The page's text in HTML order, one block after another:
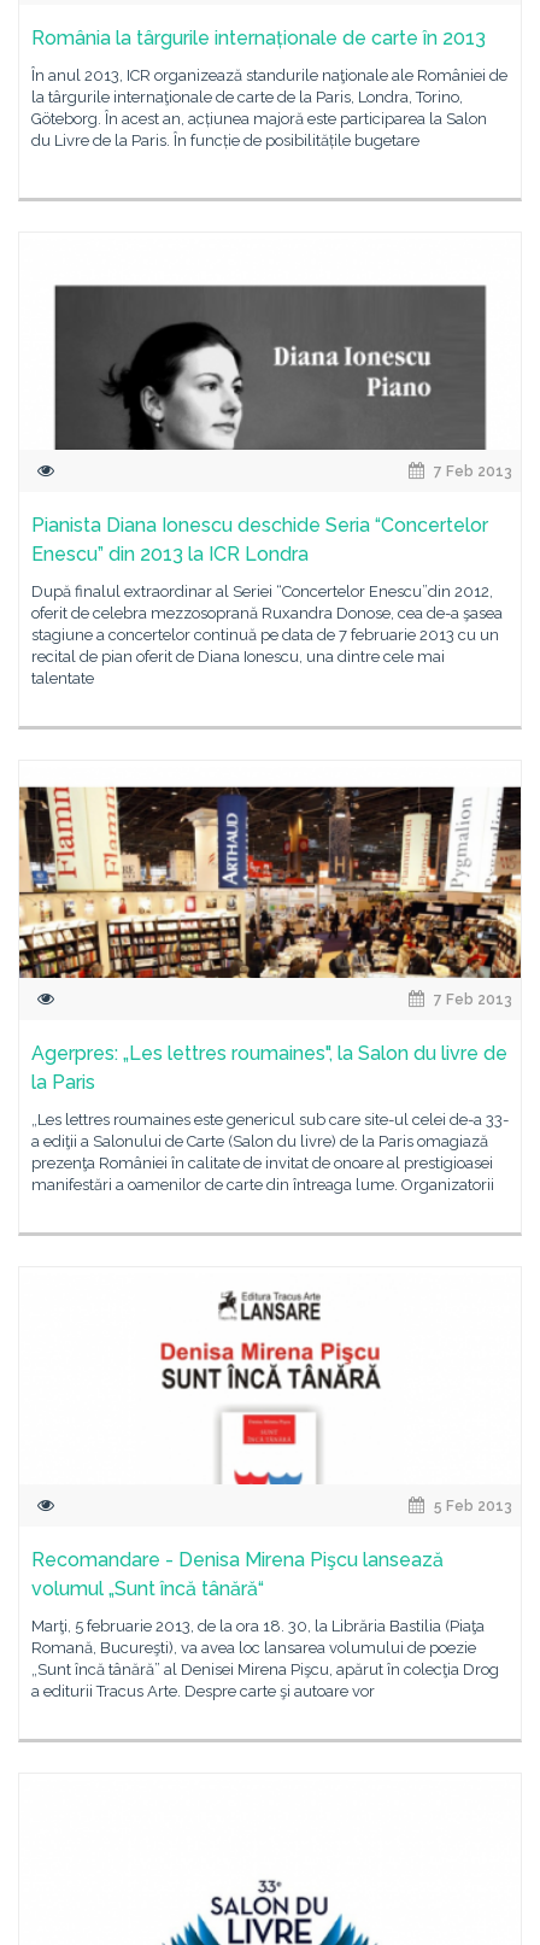
România la târgurile internaționale de carte în 2013
În anul 2013, ICR organizează standurile naţionale ale României de
la târgurile internaţionale de carte de la Paris, Londra, Torino,
Göteborg. În acest an, acțiunea majoră este participarea la Salon
du Livre de la Paris. În funcție de posibilitățile bugetare
7 Feb 2013
Pianista Diana Ionescu deschide Seria “Concertelor
Enescu” din 2013 la ICR Londra
După finalul extraordinar al Seriei “Concertelor Enescu”din 2012,
oferit de celebra mezzosoprană Ruxandra Donose, cea de-a şasea
stagiune a concertelor continuă pe data de 7 februarie 2013 cu un
recital de pian oferit de Diana Ionescu, una dintre cele mai
talentate
7 Feb 2013
Agerpres: „Les lettres roumaines", la Salon du livre de
la Paris
„Les lettres roumaines este genericul sub care site-ul celei de-a 33-
a ediţii a Salonului de Carte (Salon du livre) de la Paris omagiază
prezenţa României în calitate de invitat de onoare al prestigioasei
manifestări a oamenilor de carte din întreaga lume. Organizatorii
5 Feb 2013
Recomandare - Denisa Mirena Pişcu lansează
volumul „Sunt încă tânără“
Marţi, 5 februarie 2013, de la ora 18. 30, la Librăria Bastilia (Piaţa
Romană, Bucureşti), va avea loc lansarea volumului de poezie
„Sunt încă tânără” al Denisei Mirena Pişcu, apărut în colecţia Drog
a editurii Tracus Arte. Despre carte şi autoare vor